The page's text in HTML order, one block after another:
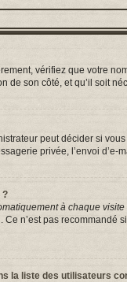
vérifiez que votre
de son côté, et qu’il soit
peut décider si
privée, l’envoi
?
à chaque visite
n’est pas
la liste des utilisateurs